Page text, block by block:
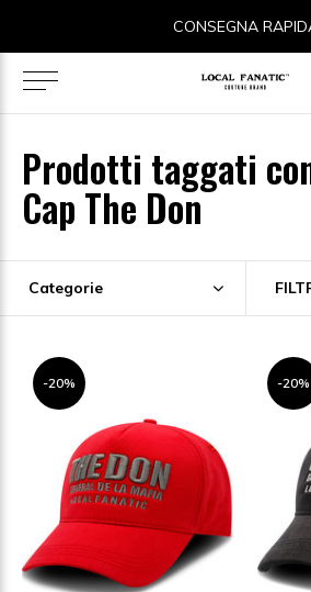
14
Prodotti taggati
Cap The Don
Categorie
-20% -20%